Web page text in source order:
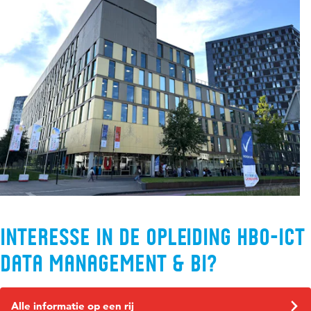
Interesse in de opleiding HBO-ICT
Data management & BI?
Alle informatie op een rij